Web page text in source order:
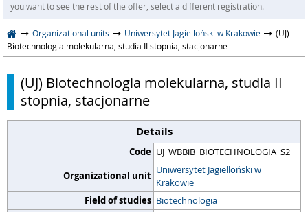
you want to see the rest of the offer, select a different registration.
Organizational units Uniwersytet Jagielloński w Krakowie
(UJ)
Biotechnologia molekularna, studia II stopnia, stacjonarne
(UJ) Biotechnologia molekularna, studia II
stopnia, stacjonarne
Details
Code UJ_WBBiB_BIOTECHNOLOGIA_S2
Organizational unit Uniwersytet Jagielloński w
Krakowie
Field of studies Biotechnologia